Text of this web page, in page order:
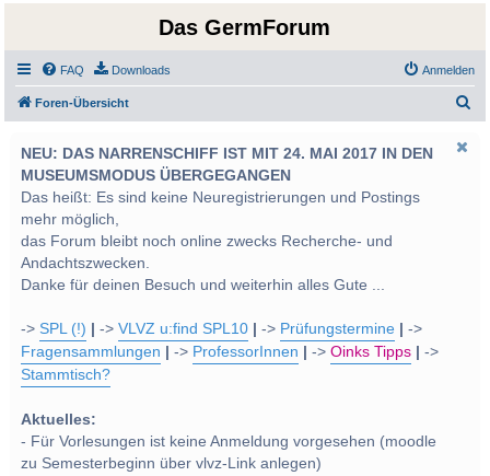
Das GermForum
FAQ Downloads Anmelden
Foren-Übersicht
NEU: DAS NARRENSCHIFF IST MIT 24. MAI 2017 IN DEN
MUSEUMSMODUS ÜBERGEGANGEN
Das heißt: Es sind keine Neuregistrierungen und Postings
mehr möglich,
das Forum bleibt noch online zwecks Recherche- und
Andachtszwecken.
Danke für deinen Besuch und weiterhin alles Gute ...
->SPL (!) ->VLVZ u:find SPL10 -> Prüfungstermine
->
Fragensammlungen
-> ProfessorInnen ->Oinks Tipps
->
Stammtisch?
Aktuelles:
- Für Vorlesungen ist keine Anmeldung vorgesehen (moodle
zu Semesterbeginn über vlvz-Link anlegen)